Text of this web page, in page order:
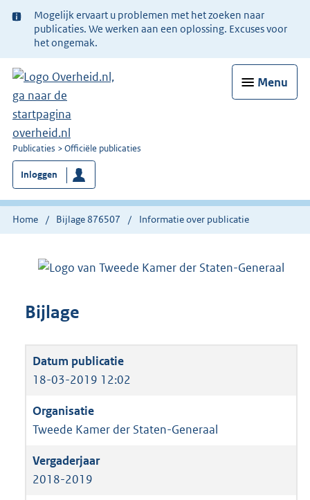
Ter
informatie:
Mogelijk ervaart u problemen met het zoeken naar
publicaties. We werken aan een oplossing. Excuses voor
het ongemak.
Menu
U
bent
nu
hier:
Publicaties Officiële publicaties
Inloggen
Home Bijlage 876507 Informatie over publicatie
Bijlage
18-03-2019 12:02
Tweede Kamer der Staten-Generaal
2018-2019